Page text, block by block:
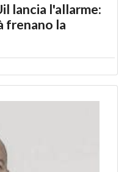
lancia l'allarme:
frenano la